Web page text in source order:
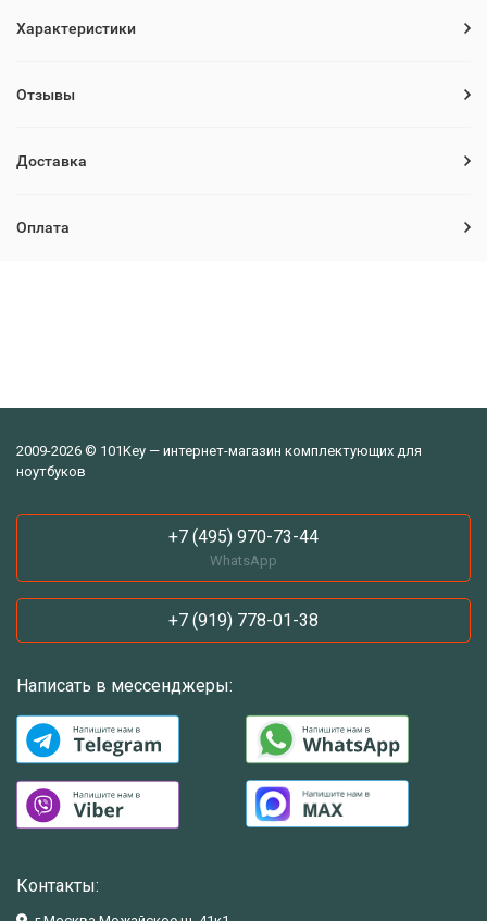
Характеристики
Отзывы
Доставка
Оплата
2009-2026 © 101Key — интернет-магазин комплектующих для
ноутбуков
+7 (495) 970-73-44
WhatsApp
+7 (919) 778-01-38
Написать в мессенджеры:
Контакты: